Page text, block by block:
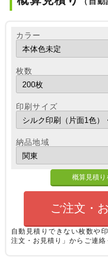
カラー
枚数
印刷サイズ
納品地域
概算見積り
ご注文・
自動見積りできない枚数や
注文・お見積り」からご連絡